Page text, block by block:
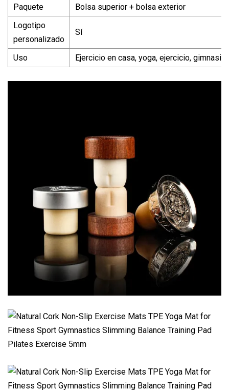
Paquete
Bolsa superior + bolsa exterior
Logotipo
personalizado
Sí
Uso Ejercicio en casa, yoga, ejercicio, gimnasio